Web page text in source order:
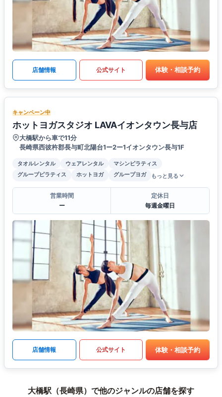
店舗情報 公式サイト 体験・相談予約
キャンペーン中
ホットヨガスタジオ LAVAイオンタウン長与店
大橋駅から車で11分
長崎県西彼杵郡長与町北陽台1ー2ー1イオンタウン長与1F
タオルレンタル ウェアレンタル
マシンピラティス
グループピラティス
ホットヨガ グループヨガ もっと見る
営業時間
ー
定休日
毎週金曜日
店舗情報 公式サイト 体験・相談予約
大橋駅（長崎県）で他のジャンルの店舗を探す